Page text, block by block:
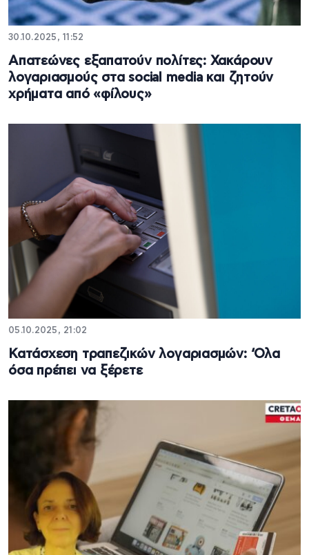
30.10.2025, 11:52
Απατεώνες εξαπατούν πολίτες: Χακάρουν
λογαριασμούς στα social media και ζητούν
χρήματα από «φίλους»
05.10.2025, 21:02
Κατάσχεση τραπεζικών λογαριασμών: ‘Ολα
όσα πρέπει να ξέρετε